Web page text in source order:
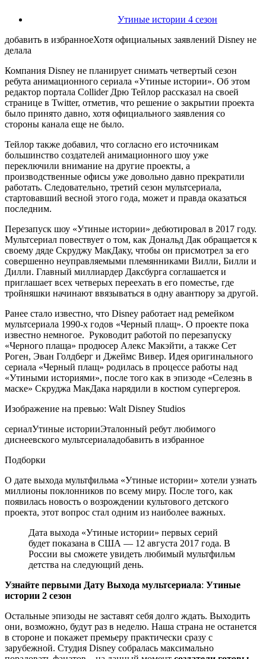
Утиные истории 4 сезон
добавить в избранноеХотя официальных заявлений Disney не
делала
Компания Disney не планирует снимать четвертый сезон
ребута анимационного сериала «Утиные истории». Об этом
редактор портала Collider Дрю Тейлор рассказал на своей
странице в Twitter, отметив, что решение о закрытии проекта
было принято давно, хотя официального заявления со
стороны канала еще не было.
Тейлор также добавил, что согласно его источникам
большинство создателей анимационного шоу уже
переключили внимание на другие проекты, а
производственные офисы уже довольно давно прекратили
работать. Следовательно, третий сезон мультсериала,
стартовавший весной этого года, может и правда оказаться
последним.
Перезапуск шоу «Утиные истории» дебютировал в 2017 году.
Мультсериал повествует о том, как Дональд Дак обращается к
своему дяде Скруджу МакДаку, чтобы он присмотрел за его
совершенно неуправляемыми племянниками Вилли, Билли и
Дилли. Главный миллиардер Даксбурга соглашается и
приглашает всех четверых переехать в его поместье, где
тройняшки начинают ввязываться в одну авантюру за другой.
Ранее стало известно, что Disney работает над ремейком
мультсериала 1990-х годов «Черный плащ». О проекте пока
известно немногое. Руководит работой по перезапуску
«Черного плаща» продюсер Алекс Макэйти, а также Сет
Роген, Эван Голдберг и Джеймс Вивер. Идея оригинального
сериала «Черный плащ» родилась в процессе работы над
«Утиными историями», после того как в эпизоде «Селезнь в
маске» Скруджа МакДака нарядили в костюм супергероя.
Изображение на превью: Walt Disney Studios
сериалУтиные историиЭталонный ребут любимого
диснеевского мультсериаладобавить в избранное
Подборки
О дате выхода мультфильма «Утиные истории» хотели узнать
миллионы поклонников по всему миру. После того, как
появилась новость о возрождении культового детского
проекта, этот вопрос стал одним из наиболее важных.
Дата выхода «Утиные истории» первых серий
будет показана в США — 12 августа 2017 года. В
России вы сможете увидеть любимый мультфильм
детства на следующий день.
Узнайте первыми Дату Выхода мультсериала: Утиные
истории 2 сезон
Остальные эпизоды не заставят себя долго ждать. Выходить
они, возможно, будут раз в неделю. Наша страна не останется
в стороне и покажет премьеру практически сразу с
зарубежной. Студия Disney собралась максимально